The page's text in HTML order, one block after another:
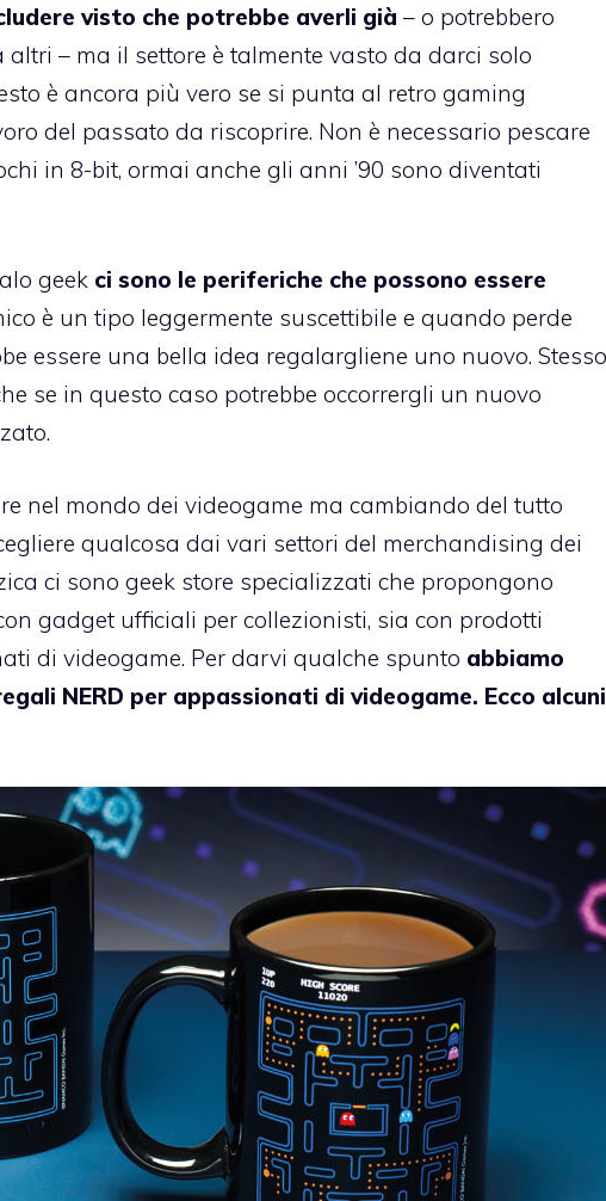
visto che potrebbe averli già – o potrebbero
altri – ma il settore è talmente vasto da darci solo
è ancora più vero se si punta al retro gaming
del passato da riscoprire. Non è necessario pescare
in 8-bit, ormai anche gli anni ’90 sono diventati
geek ci sono le periferiche che possono essere
è un tipo leggermente suscettibile e quando perde
essere una bella idea regalargliene uno nuovo. Stesso
se in questo caso potrebbe occorrergli un nuovo
nel mondo dei videogame ma cambiando del tutto
qualcosa dai vari settori del merchandising dei
ci sono geek store specializzati che propongono
gadget ufficiali per collezionisti, sia con prodotti
di videogame. Per darvi qualche spunto abbiamo
NERD per appassionati di videogame. Ecco alcuni